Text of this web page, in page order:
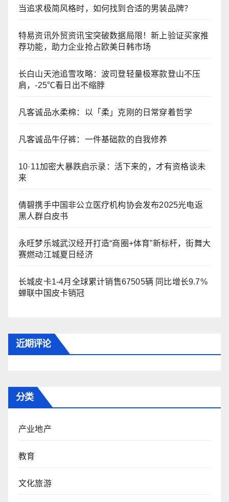
当追求极简风格时，如何找到合适的男装品牌？
特易资讯外贸资讯宝突破数据局限！新上验证买家推
荐功能，助力企业抢占欧美日韩市场
长白山天池追雪攻略：波司登轻量极寒款登山不压
肩，-25℃看日出不缩脖
凡客诚品水柔棉：以「柔」克刚的日常穿着哲学
凡客诚品牛仔裤：一件基础款的自我修养
10·11加密大暴跌启示录：活下来的，才有资格谈未
来
倩碧携手中国非公立医疗机构协会发布2025光电返
黑人群白皮书
永旺梦乐城武汉经开打造“商圈+体育”新标杆，街舞大
赛燃动江城夏日经济
长城皮卡1-4月全球累计销售67505辆 同比增长9.7%
蝉联中国皮卡销冠
近期评论
分类
产业地产
教育
文化旅游